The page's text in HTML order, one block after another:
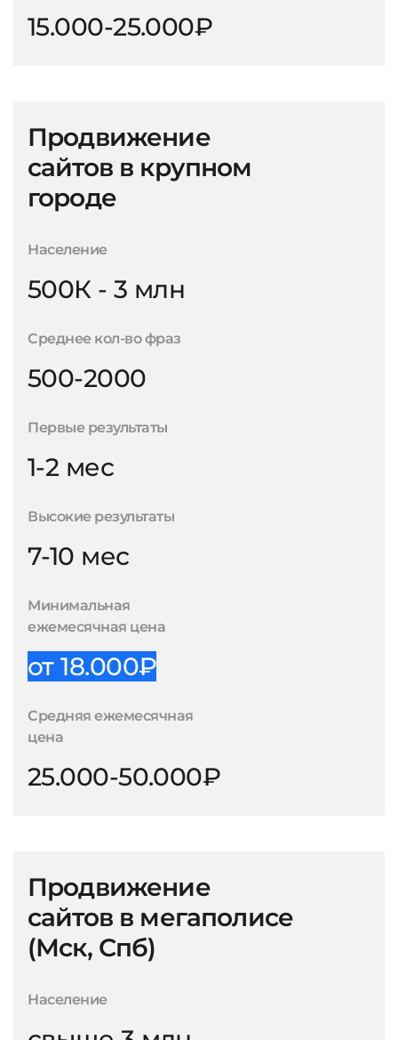
15.000-25.000₽
Продвижение
сайтов в крупном
городе
Население
500К - 3 млн
Среднее кол-во фраз
500-2000
Первые результаты
1-2 мес
Высокие результаты
7-10 мес
Минимальная
ежемесячная цена
от 18.000₽
Средняя ежемесячная
цена
25.000-50.000₽
Продвижение
сайтов в мегаполисе
(Мск, Спб)
Население